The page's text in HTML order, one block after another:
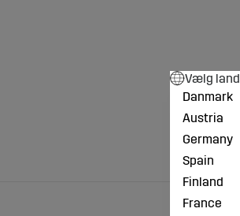
Vælg land
Danmark
Austria
Germany
Spain
Finland
France